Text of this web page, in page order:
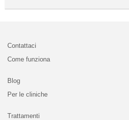
Contattaci
Come funziona
Blog
Per le cliniche
Trattamenti